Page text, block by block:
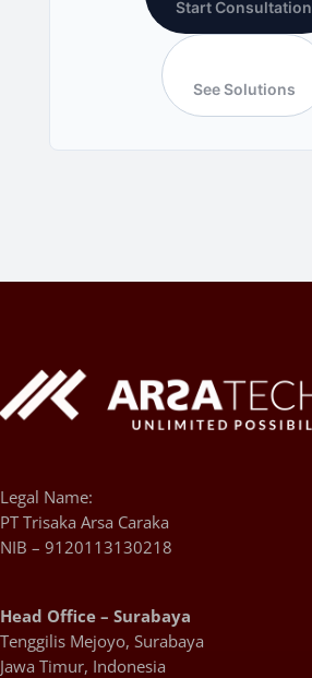
Start Consultation
See Solutions
Legal Name:
PT Trisaka Arsa Caraka
NIB – 9120113130218
Head Office – Surabaya
Tenggilis Mejoyo, Surabaya
Jawa Timur, Indonesia